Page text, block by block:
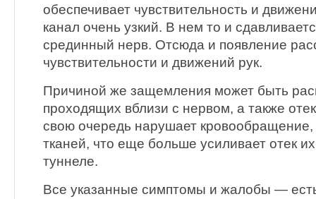
обеспечивает чувствительность и
канал очень узкий. В нем то и
срединный нерв. Отсюда и появление
чувствительности и движений рук.
Причиной же защемления может быть
проходящих вблизи с нервом, а также
свою очередь нарушает
тканей, что еще больше усиливает отек
туннеле.
Все указанные симптомы и жалобы —